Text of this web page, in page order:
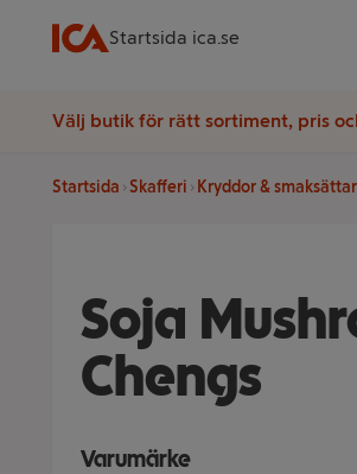
Startsida ica.se
Välj butik för rätt sortiment, pris
Startsida Skafferi Kryddor &
Soja
Chengs
Varumärke